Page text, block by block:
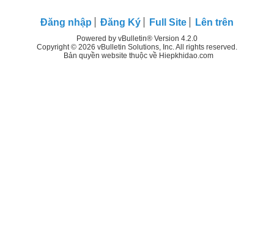
Đăng nhập Đăng Ký Full Site Lên trên
Powered by vBulletin® Version 4.2.0
Copyright © 2026 vBulletin Solutions, Inc. All rights reserved.
Bản quyền website thuộc về Hiepkhidao.com